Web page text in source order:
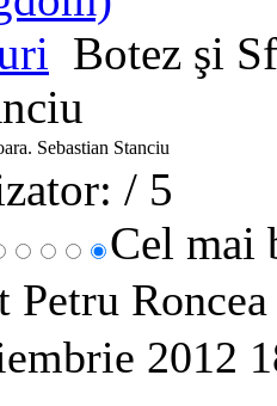
Botez şi
Sebastian Stanciu
/ 5
Cel mai
Petru
2012